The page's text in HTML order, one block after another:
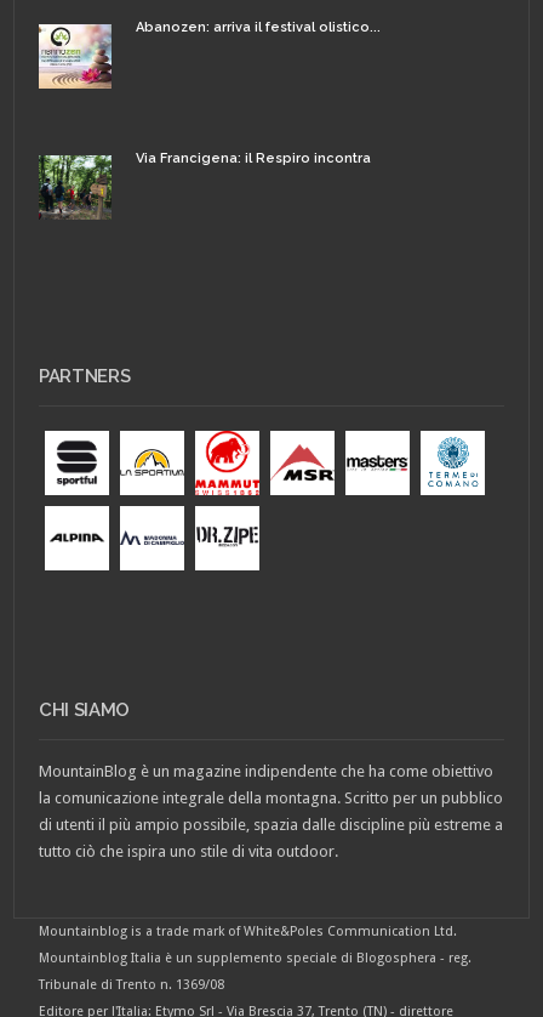
Abanozen: arriva il festival olistico...
Via Francigena: il Respiro incontra
PARTNERS
CHI SIAMO
MountainBlog è un magazine indipendente che ha come obiettivo
la comunicazione integrale della montagna. Scritto per un pubblico
di utenti il più ampio possibile, spazia dalle discipline più estreme a
tutto ciò che ispira uno stile di vita outdoor.
Mountainblog is a trade mark of White&Poles Communication Ltd.
Mountainblog Italia è un supplemento speciale di Blogosphera - reg.
Tribunale di Trento n. 1369/08
Editore per l'Italia: Etymo Srl - Via Brescia 37, Trento (TN) - direttore